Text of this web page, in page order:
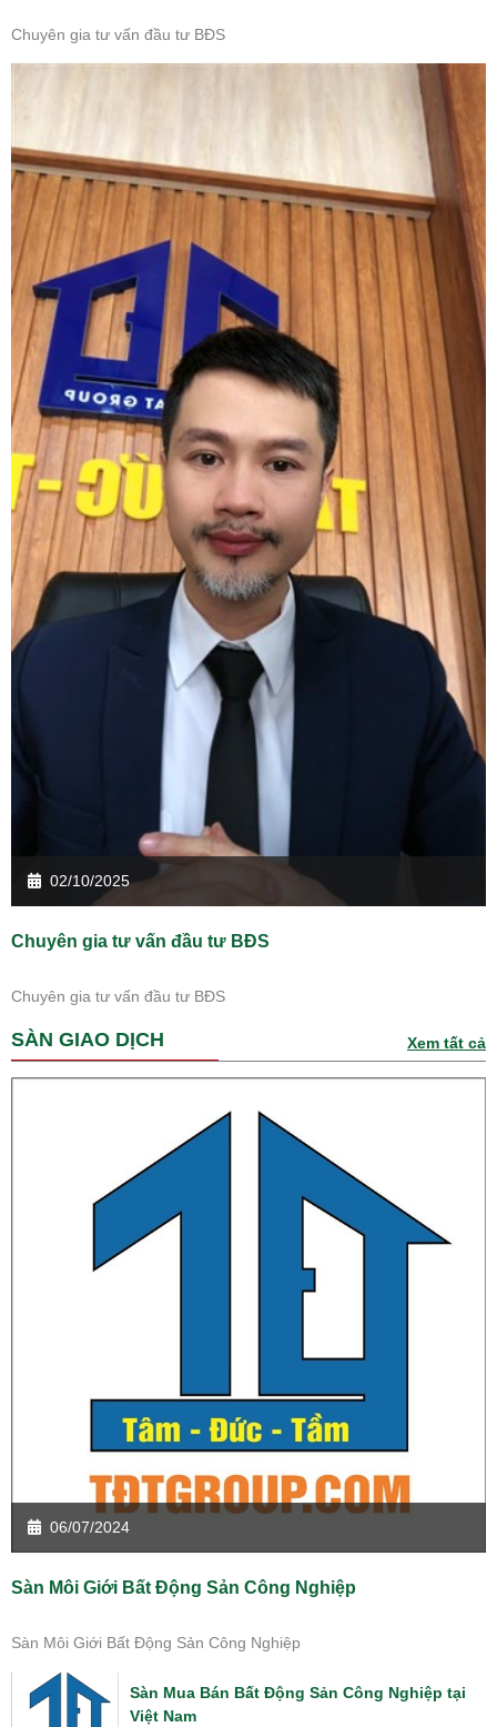
Chuyên gia tư vấn đầu tư BĐS
02/10/2025
Chuyên gia tư vấn đầu tư BĐS
Chuyên gia tư vấn đầu tư BĐS
SÀN GIAO DỊCH Xem tất cả
06/07/2024
Sàn Môi Giới Bất Động Sản Công Nghiệp
Sàn Môi Giới Bất Động Sản Công Nghiệp
Sàn Mua Bán Bất Động Sản Công Nghiệp tại
Việt Nam